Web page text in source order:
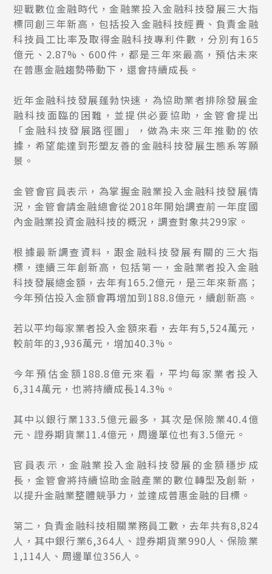
迎戰數位金融時代，金融業投入金融科技發展三大指
標同創三年新高，包括投入金融科技經費、負責金融
科技員工比率及取得金融科技專利件數，分別有165
億元、2.87%、600件，都是三年來最高，預估未來
在普惠金融趨勢帶動下，還會持續成長。
近年金融科技發展蓬勃快速，為協助業者排除發展金
融科技面臨的困難，並提供必要協助，金管會提出
「金融科技發展路徑圖」，做為未來三年推動的依
據，希望能達到形塑友善的金融科技發展生態系等願
景。
金管會官員表示，為掌握金融業投入金融科技發展情
況，金管會請金融總會從2018年開始調查前一年度國
內金融業投資金融科技的概況，調查對象共299家。
根據最新調查資料，跟金融科技發展有關的三大指
標，連續三年創新高，包括第一，金融業者投入金融
科技發展總金額，去年有165.2億元，是三年來新高；
今年預估投入金額會再增加到188.8億元，續創新高。
若以平均每家業者投入金額來看，去年有5,524萬元，
較前年的3,936萬元，增加40.3%。
今年預估金額188.8億元來看，平均每家業者投入
6,314萬元，也將持續成長14.3%。
其中以銀行業133.5億元最多，其次是保險業40.4億
元、證券期貨業11.4億元，周邊單位也有3.5億元。
官員表示，金融業投入金融科技發展的金額穩步成
長，金管會將持續協助金融產業的數位轉型及創新，
以提升金融業整體競爭力，並達成普惠金融的目標。
第二，負責金融科技相關業務員工數，去年共有8,824
人，其中銀行業6,364人、證券期貨業990人、保險業
1,114人、周邊單位356人。